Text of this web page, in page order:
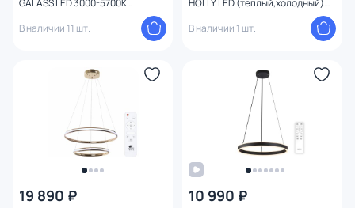
GALASS LED 3000-5700К
V000031L
В наличии 11 шт.
HOLLY LED (теплый,холодный)
В наличии 1 шт.
19 890 ₽ 10 990 ₽